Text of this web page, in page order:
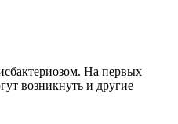
На первых
возникнуть и другие